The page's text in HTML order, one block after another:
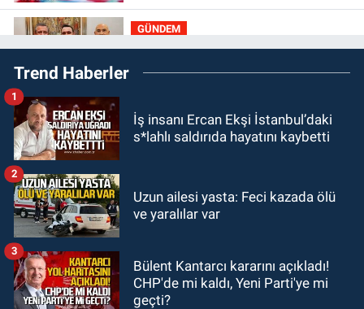
GÜNDEM
00:22Emirhan Erdem YENİ Parti İl
yönetiminden neden yok?
GÜNDEM
22:47 Günün notu!
22:01Gülden Tanyeri hayatını
kaybetti
21:22Savaş Çiloğlu ve yönetimi
Başkan Köksal Tunçtürk’ü kutladı
Trend Haberler
İş insanı Ercan Ekşi İstanbul’daki
s*lahlı saldırıda hayatını kaybetti
1
Uzun ailesi yasta: Feci kazada ölü
ve yaralılar var
2
Bülent Kantarcı kararını açıkladı!
CHP'de mi kaldı, Yeni Parti'ye mi
geçti?
3